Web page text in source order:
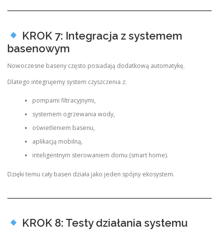
KROK 7: Integracja z systemem
basenowym
Nowoczesne baseny często posiadają dodatkową automatykę.
Dlatego integrujemy system czyszczenia z:
pompami filtracyjnymi,
systemem ogrzewania wody,
oświetleniem basenu,
aplikacją mobilną,
inteligentnym sterowaniem domu (smart home).
Dzięki temu cały basen działa jako jeden spójny ekosystem.
KROK 8: Testy działania systemu